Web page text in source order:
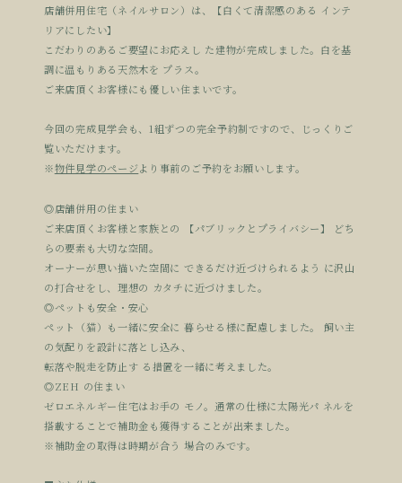
店舗併用住宅（ネイルサロン）は、【白くて清潔感のある インテ
リアにしたい】
こだわりのあるご要望にお応えし た建物が完成しました。白を基
調に温もりある天然木を プラス。
ご来店頂くお客様にも優しい住まいです。
今回の完成見学会も、1組ずつの完全予約制ですので、じっくりご
覧いただけます。
※物件見学のページより事前のご予約をお願いします。
◎店舗併用の住まい
ご来店頂くお客様と家族との 【パブリックとプライバシー】 どち
らの要素も大切な空間。
オーナーが思い描いた空間に できるだけ近づけられるよう に沢山
の打合せをし、理想の カタチに近づけました。
◎ペットも安全・安心
ペット（猫）も一緒に安全に 暮らせる様に配慮しました。 飼い主
の気配りを設計に落とし込み、
転落や脱走を防止す る措置を一緒に考えました。
◎ZEH の住まい
ゼロエネルギー住宅はお手の モノ。通常の仕様に太陽光パ ネルを
搭載することで補助金も獲得することが出来ました。
※補助金の取得は時期が合う 場合のみです。